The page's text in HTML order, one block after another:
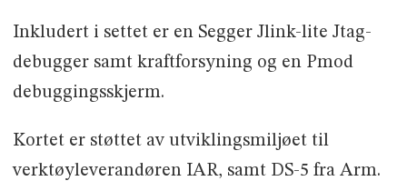
Inkludert i settet er en Segger Jlink-lite Jtag-
debugger samt kraftforsyning og en Pmod
debuggingsskjerm.
Kortet er støttet av utviklingsmiljøet til
verktøyleverandøren IAR, samt DS-5 fra Arm.